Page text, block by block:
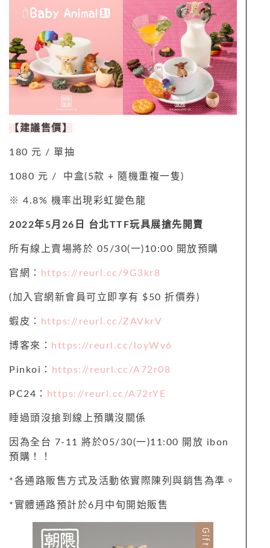
【建議售價】
180 元 / 單抽
1080 元 / 中盒(5款 + 隨機重複一隻)
※ 4.8% 機率出現彩虹變色龍
2022年5月26日 台北TTF玩具展搶先開賣
所有線上賣場將於 05/30(一)10:00 開放預購
官網： https://reurl.cc/9G3kr8
(加入官網新會員可立即享有 $50 折價券)
蝦皮： https://reurl.cc/ZAVkrV
博客來： https://reurl.cc/loyWv6
Pinkoi： https://reurl.cc/A72r08
PC24： https://reurl.cc/A72rYE
睡過頭沒搶到線上預購沒關係
因為全台 7-11 將於05/30(一)11:00 開放 ibon
預購！！
*各通路販售方式及活動依實際陳列與銷售為準。
*實體通路預計於6月中旬開始販售
Gift